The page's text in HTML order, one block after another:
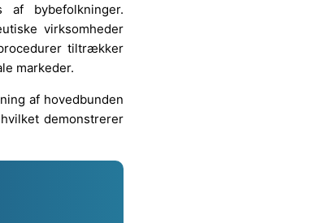
af bybefolkninger.
virksomheder
tiltrækker
markeder.
af hovedbunden
demonstrerer